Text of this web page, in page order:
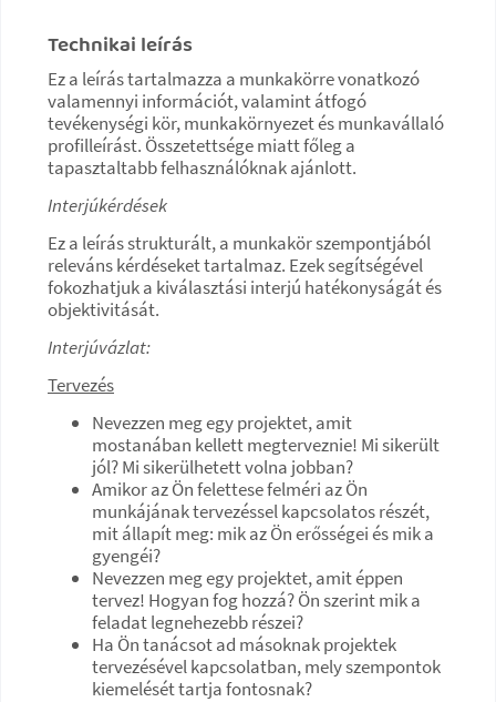
Technikai leírás
Ez a leírás tartalmazza a munkakörre vonatkozó
valamennyi információt, valamint átfogó
tevékenységi kör, munkakörnyezet és munkavállaló
profilleírást. Összetettsége miatt főleg a
tapasztaltabb felhasználóknak ajánlott.
Interjúkérdések
Ez a leírás strukturált, a munkakör szempontjából
releváns kérdéseket tartalmaz. Ezek segítségével
fokozhatjuk a kiválasztási interjú hatékonyságát és
objektivitását.
Interjúvázlat:
Tervezés
Nevezzen meg egy projektet, amit
mostanában kellett megterveznie! Mi sikerült
jól? Mi sikerülhetett volna jobban?
Amikor az Ön felettese felméri az Ön
munkájának tervezéssel kapcsolatos részét,
mit állapít meg: mik az Ön erősségei és mik a
gyengéi?
Nevezzen meg egy projektet, amit éppen
tervez! Hogyan fog hozzá? Ön szerint mik a
feladat legnehezebb részei?
Ha Ön tanácsot ad másoknak projektek
tervezésével kapcsolatban, mely szempontok
kiemelését tartja fontosnak?